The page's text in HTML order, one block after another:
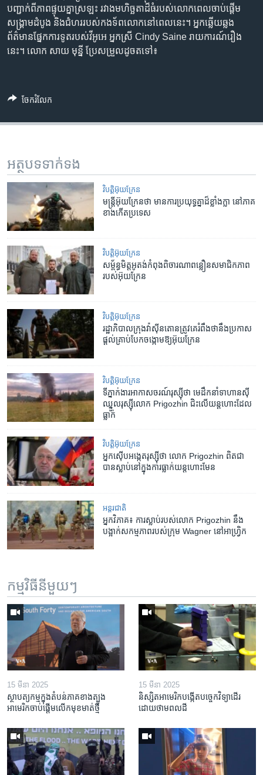
បញ្ជាក់​ពី​ភាព​ផ្ទុយ​គ្នា​ស្រឡះ​ រវាង​មហិច្ឆតា​ដ៏​​ធំ​របស់​លោក​ពេល​​ចាប់ផ្តើម​
សង្គ្រាម​ដំបូង​ និង​ជំហរ​របស់​កងទ័ព​លោក​នៅ​ពេល​នេះ។​ អ្នក​ឆ្លើយឆ្លង​
ព័ត៌មាន​​ផ្នែក​ការ​ទូត​​របស់​​​វីអូអេ អ្នកស្រី​ Cindy Saine រាយការណ៍​​រឿង​
នេះ។ លោក​ សាយ មុន្នី​ ប្រែសម្រួល​ដូច​តទៅ៖
ចែករំលែក
អត្ថបទ​ទាក់ទង
វិបត្តិអ៊ុយក្រែន
មន្ត្រី​អ៊ុយក្រែន​ថា​ មាន​ការ​ប្រយុទ្ធគ្នា​ដ៏​ខ្លាំងក្លា​​ នៅ​ភាគ​
ខាងកើត​ប្រទេស​
វិបត្តិអ៊ុយក្រែន
សម្ព័ន្ធមិត្ត​​អូតង់​កំពុង​ពិចារណា​ពន្លឿន​សមាជិកភាព​
របស់​អ៊ុយក្រែន
វិបត្តិអ៊ុយក្រែន
រដ្ឋាភិបាល​ក្រុងវ៉ាស៊ីនតោន​ត្រូវ​គេ​​រំពឹង​ថា​​នឹង​ប្រកាស​​
ផ្តល់​គ្រាប់​បែក​ចង្កោម​ឱ្យ​អ៊ុយក្រែន
វិបត្តិអ៊ុយក្រែន
ទីភ្នាក់ងារ​អាកាសចរណ៍​រុស្ស៊ី​ថា មេដឹកនាំ​ទាហាន​ស៊ី​
ឈ្នួល​រុស្ស៊ី​លោក Prigozhin ជិះ​លើ​យន្តហោះ​ដែល​
ធ្លាក់
វិបត្តិអ៊ុយក្រែន
អ្នកស៊ើបអង្កេត​រុស្ស៊ី​ថា លោក Prigozhin ពិតជា​
បាន​ស្លាប់​នៅ​ក្នុង​ការធ្លាក់​យន្តហោះ​មែន
អន្តរជាតិ
អ្នកវិភាគ៖ ការស្លាប់​របស់​លោក Prigozhin នឹង​
បង្អាក់​សកម្មភាព​របស់​ក្រុម Wagner នៅ​អាហ្វ្រិក
កម្មវិធី​នីមួយៗ
15 មីនា 2025
ស្ថាបត្យកម្ម​ក្នុង​តំបន់​ភាគ​ខាង​ត្បូង​
អាមេរិក​ចាប់ផ្តើម​លើក​មុខមាត់​ថ្មី
15 មីនា 2025
និស្សិត​អាមេរិក​បង្កើត​បច្ចេកវិទ្យា​ដើរ​
ដោយ​ថាមពល​ដី